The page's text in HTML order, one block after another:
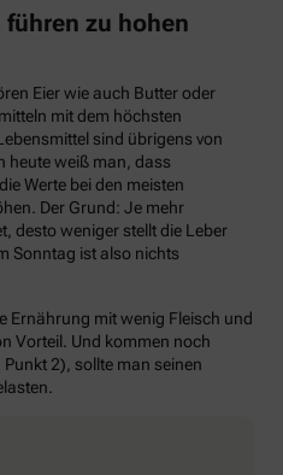
zu hohen
Eier wie auch Butter oder
mit dem höchsten
sind übrigens von
heute weiß man, dass
Werte bei den meisten
Der Grund: Je mehr
desto weniger stellt die Leber
Sonntag ist also nichts
Ernährung mit wenig Fleisch und
Vorteil. Und kommen noch
2), sollte man seinen